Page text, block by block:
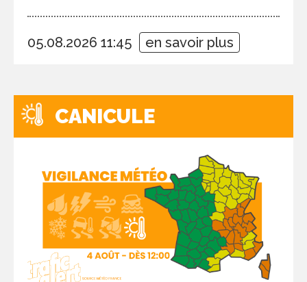
05.08.2026 11:45 en savoir plus
CANICULE